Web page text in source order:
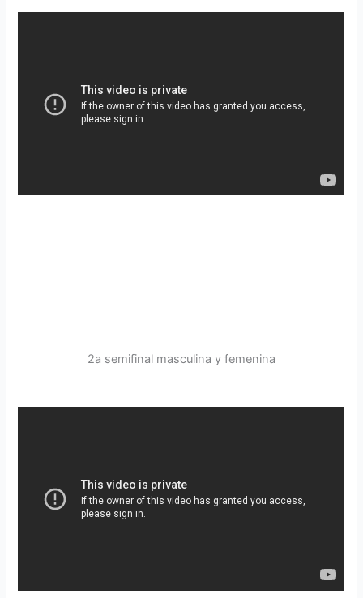
2a semifinal masculina y femenina